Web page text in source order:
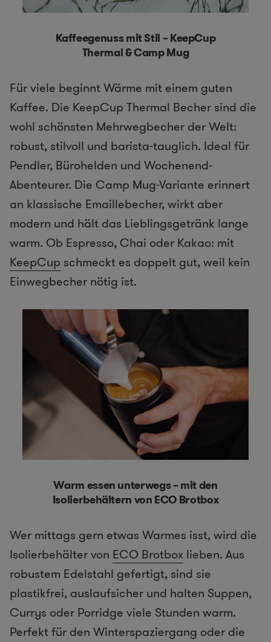
Kaffeegenuss mit Stil – KeepCup
Thermal & Camp Mug
Für viele beginnt Wärme mit einem guten
Kaffee. Die KeepCup Thermal Becher sind die
wohl schönsten Mehrwegbecher der Welt:
robust, stilvoll und barista-tauglich. Ideal für
Pendler, Bürohelden und Wochenend-
Abenteurer. Die Camp Mug-Variante erinnert
an klassische Emaillebecher, wirkt aber
modern und hält das Lieblingsgetränk lange
warm. Ob Espresso, Chai oder Kakao: mit
KeepCup schmeckt es doppelt gut, weil kein
Einwegbecher nötig ist.
Warm essen unterwegs – mit den
Isolierbehältern von ECO Brotbox
Wer mittags gern etwas Warmes isst, wird die
Isolierbehälter von ECO Brotbox lieben. Aus
robustem Edelstahl gefertigt, sind sie
plastikfrei, auslaufsicher und halten Suppen,
Currys oder Porridge viele Stunden warm.
Perfekt für den Winterspaziergang oder die